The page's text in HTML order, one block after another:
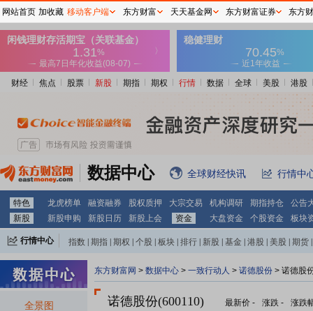
财经 焦点 股票 新股 期指 期权 行情 数据 全球 美股 港股
数据中心 全球财经快讯 行情中
特色 龙虎榜单 融资融券 股权质押 大宗交易 机构调研 期指持仓
公告
新股
新股申购 新股日历 新股上会 资金 大盘资金 个股资金 板块
行情中心 指数 期指 期权 个股 板块 排行 新股 基金 港股 美股 期货
全景图
东方财富网 > 数据中心 > 一致行动人 > 诺德股份 > 诺德股
诺德股份(600110) 最新价 - 涨跌 - 涨跌
网站首页 加收藏 移动客户端 东方财富 天天基金网 东方财富证券 东方